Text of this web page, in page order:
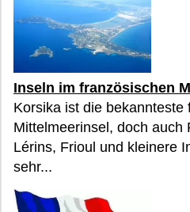
Inseln im französischen
Korsika ist die bekannteste
Mittelmeerinsel, doch auch
Lérins, Frioul und kleinere
sehr...